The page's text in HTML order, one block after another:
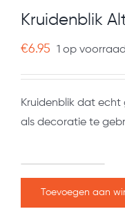
Kruidenblik
€6.95 1 op voorraad
Kruidenblik dat echt
als decoratie te
Althaea
Radix
Toevoegen aan